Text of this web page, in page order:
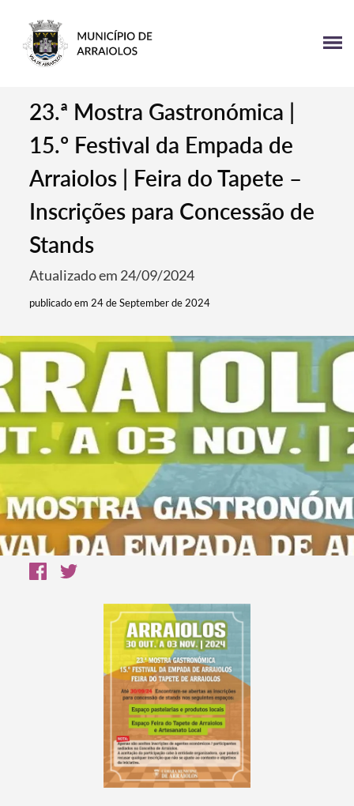
23.ª Mostra Gastronómica |
15.º Festival da Empada de
Arraiolos | Feira do Tapete –
Inscrições para Concessão de
Stands
Atualizado em 24/09/2024
publicado em 24 de September de 2024